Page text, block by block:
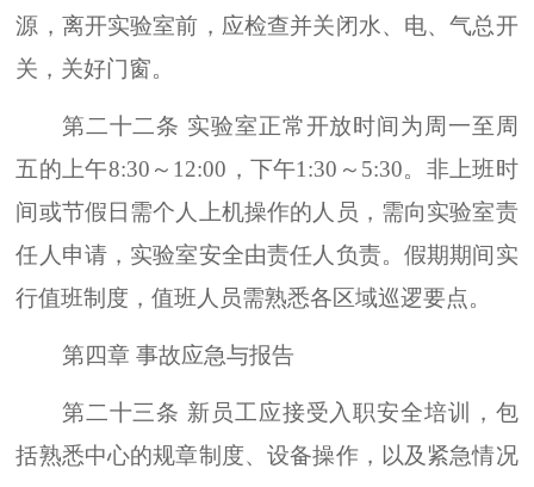
源，离开实验室前，应检查并关闭水、电、气总开
关，关好门窗。
第二十二条 实验室正常开放时间为周一至周
五的上午8:30～12:00，下午1:30～5:30。非上班时
间或节假日需个人上机操作的人员，需向实验室责
任人申请，实验室安全由责任人负责。假期期间实
行值班制度，值班人员需熟悉各区域巡逻要点。
第四章 事故应急与报告
第二十三条 新员工应接受入职安全培训，包
括熟悉中心的规章制度、设备操作，以及紧急情况